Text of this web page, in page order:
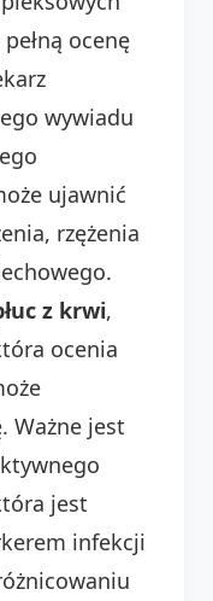
ocenę
wywiadu
ujawnić
rzężenia
z krwi,
ocenia
Ważne jest
jest
infekcji